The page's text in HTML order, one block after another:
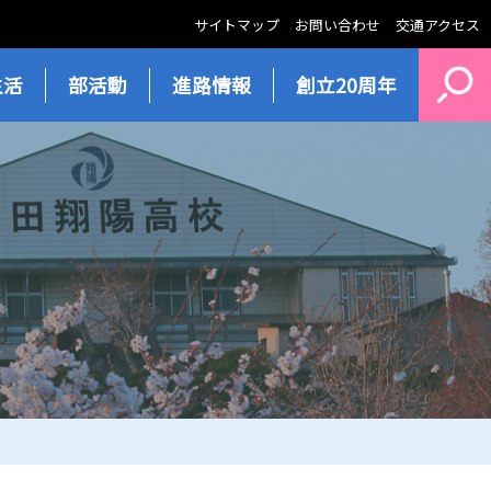
サイトマップ お問い合わせ 交通アクセス
部活動 進路情報 創立20周年